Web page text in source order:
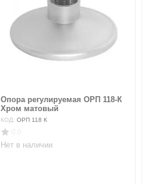
Опора регулируемая ОРП 118-К
Хром матовый
КОД: ОРП 118 К
Нет в наличии